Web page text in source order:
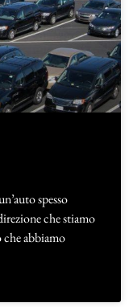
spesso
che stiamo
abbiamo